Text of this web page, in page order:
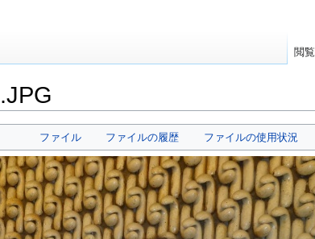
ファイル ファイルの履歴 ファイルの使用状況
閲覧